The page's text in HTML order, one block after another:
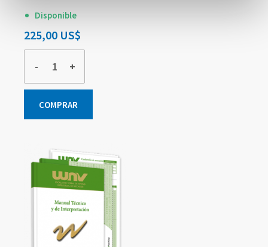
Disponible
225,00 US$
- +
COMPRAR